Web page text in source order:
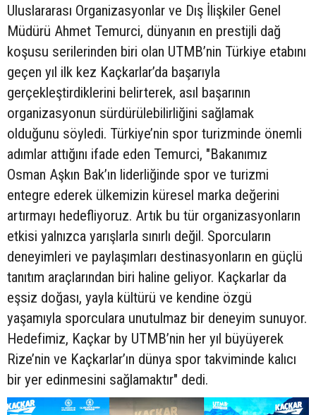
Uluslararası Organizasyonlar ve Dış İlişkiler Genel
Müdürü Ahmet Temurci, dünyanın en prestijli dağ
koşusu serilerinden biri olan UTMB’nin Türkiye etabını
geçen yıl ilk kez Kaçkarlar’da başarıyla
gerçekleştirdiklerini belirterek, asıl başarının
organizasyonun sürdürülebilirliğini sağlamak
olduğunu söyledi. Türkiye’nin spor turizminde önemli
adımlar attığını ifade eden Temurci, "Bakanımız
Osman Aşkın Bak’ın liderliğinde spor ve turizmi
entegre ederek ülkemizin küresel marka değerini
artırmayı hedefliyoruz. Artık bu tür organizasyonların
etkisi yalnızca yarışlarla sınırlı değil. Sporcuların
deneyimleri ve paylaşımları destinasyonların en güçlü
tanıtım araçlarından biri haline geliyor. Kaçkarlar da
eşsiz doğası, yayla kültürü ve kendine özgü
yaşamıyla sporculara unutulmaz bir deneyim sunuyor.
Hedefimiz, Kaçkar by UTMB’nin her yıl büyüyerek
Rize’nin ve Kaçkarlar’ın dünya spor takviminde kalıcı
bir yer edinmesini sağlamaktır" dedi.